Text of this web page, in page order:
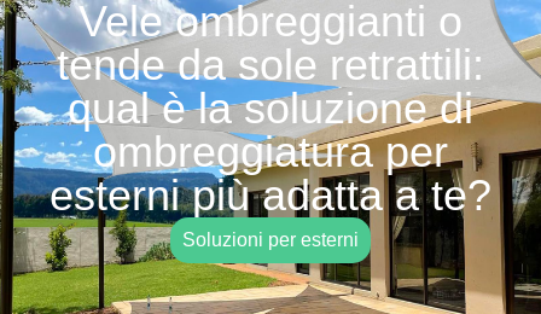
Vele ombreggianti o
tende da sole retrattili:
qual è la soluzione di
ombreggiatura per
esterni più adatta a te?
Soluzioni per esterni